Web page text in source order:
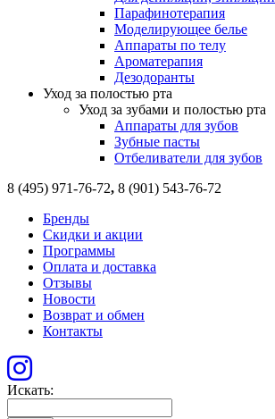
Парафинотерапия
Моделирующее белье
Аппараты по телу
Ароматерапия
Дезодоранты
Уход за полостью рта
Уход за зубами и полостью рта
Аппараты для зубов
Зубные пасты
Отбеливатели для зубов
8 (495) 971-76-72, 8 (901) 543-76-72
Бренды
Скидки и акции
Программы
Оплата и доставка
Отзывы
Новости
Возврат и обмен
Контакты
Искать: